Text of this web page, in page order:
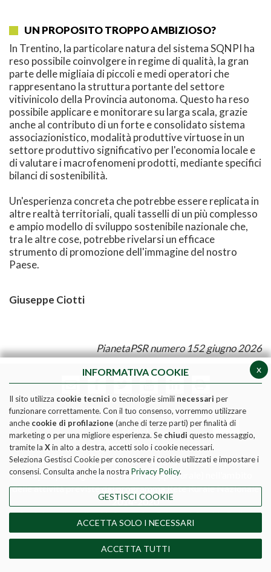
UN PROPOSITO TROPPO AMBIZIOSO?
In Trentino, la particolare natura del sistema SQNPI ha
reso possibile coinvolgere in regime di qualità, la gran
parte delle migliaia di piccoli e medi operatori che
rappresentano la struttura portante del settore
vitivinicolo della Provincia autonoma. Questo ha reso
possibile applicare e monitorare su larga scala, grazie
anche al contributo di un forte e consolidato sistema
associazionistico, modalità produttive virtuose in un
settore produttivo significativo per l'economia locale e
di valutare i macrofenomeni prodotti, mediante specifici
bilanci di sostenibilità.
Un'esperienza concreta che potrebbe essere replicata in
altre realtà territoriali, quali tasselli di un più complesso
e ampio modello di sviluppo sostenibile nazionale che,
tra le altre cose, potrebbe rivelarsi un efficace
strumento di promozione dell'immagine del nostro
Paese.
Giuseppe Ciotti
PianetaPSR numero 152 giugno 2026
Pubblicazione realizzata con il contributo FEASR (Fondo
europeo per l'agricoltura e lo sviluppo rurale) nell'ambito
delle attività previste dal programma Rete Rurale Nazionale
2014-2020
Social media policy|Informativa Privacy|Cookie Policy
DIRETTORE RESPONSABILE - MATTEO TAGLIAPIETRA
REGISTRAZIONE TRIBUNALE DI ROMA N. 190/2011 del
17-06-2011 - ISSN 2532-8115.
x
INFORMATIVA COOKIE
Il sito utilizza cookie tecnici o tecnologie simili necessari per
funzionare correttamente. Con il tuo consenso, vorremmo utilizzare
anche cookie di profilazione (anche di terze parti) per finalità di
marketing o per una migliore esperienza. Se chiudi questo messaggio,
tramite la Xin alto a destra, accetti solo i cookie necessari.
Seleziona Gestisci Cookie per conoscere i cookie utilizzati e impostare i
consensi. Consulta anche la nostra Privacy Policy.
GESTISCI COOKIE
ACCETTA SOLO I NECESSARI
ACCETTA TUTTI